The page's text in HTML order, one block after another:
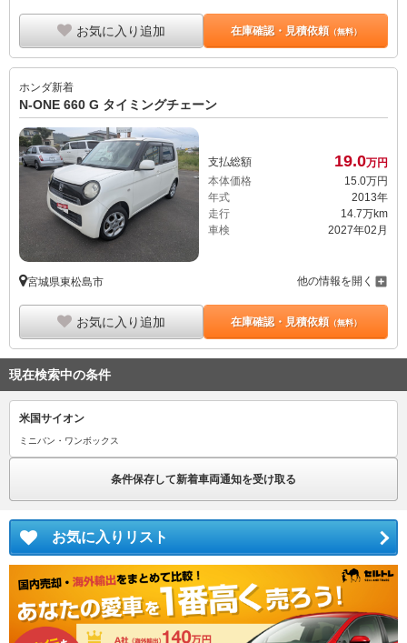
お気に入り追加 在庫確認・見積依頼（無料）
ホンダ新着
N-ONE 660 G タイミングチェーン
支払総額 19.0万円
本体価格
15. 0万円
年式
2013年
走行
14.7万km
車検
2027年02月
宮城県東松島市 他の情報を開く
お気に入り追加 在庫確認・見積依頼（無料）
現在検索中の条件
米国サイオン
ミニバン・ワンボックス
条件保存して新着車両通知を受け取る
お気に入りリスト